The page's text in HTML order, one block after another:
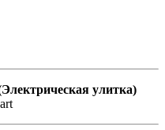
улитка)